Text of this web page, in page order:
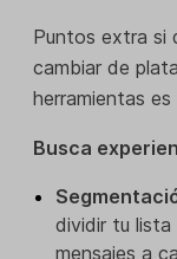
Puntos extra si
cambiar de
herramientas
Busca
dividir tu lista
mensajes a